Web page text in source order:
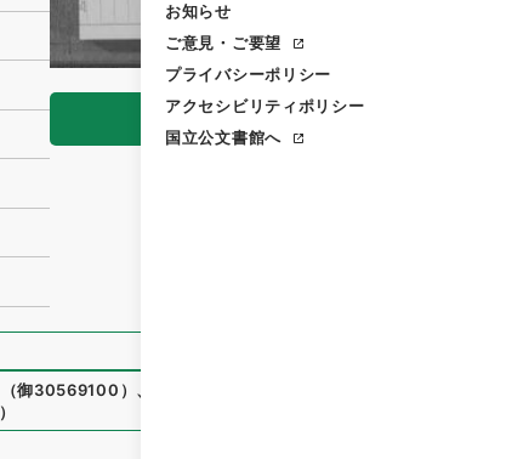
お知らせ
ご意見・ご要望
プライバシーポリシー
アクセシビリティポリシー
国立公文書館へ
閲覧
（御30569100 ） 、
）